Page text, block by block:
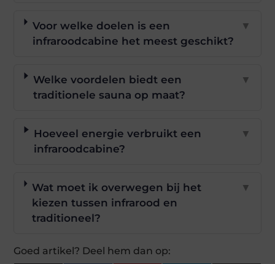
Voor welke doelen is een
infraroodcabine het meest geschikt?
▼
Welke voordelen biedt een
traditionele sauna op maat?
▼
Hoeveel energie verbruikt een
infraroodcabine?
▼
Wat moet ik overwegen bij het
kiezen tussen infrarood en
traditioneel?
▼
Goed artikel? Deel hem dan op: